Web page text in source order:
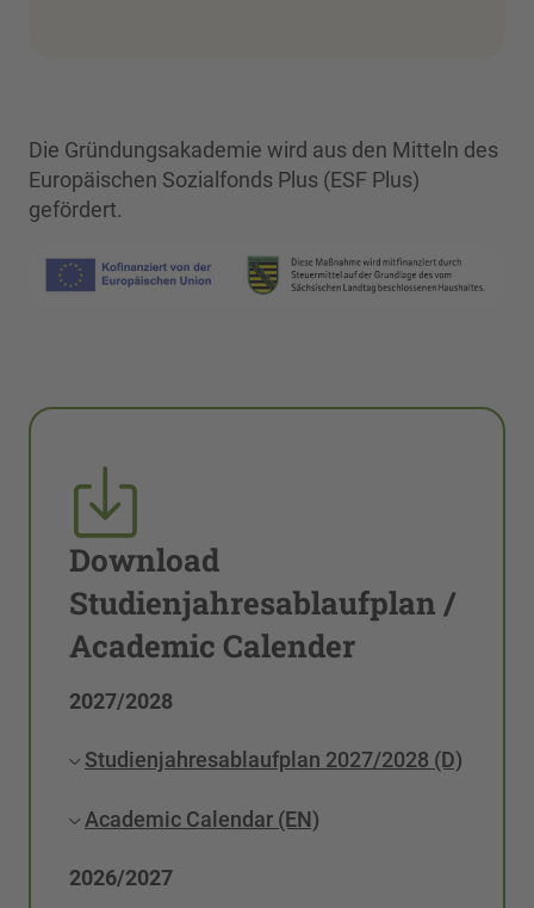
Die Gründungsakademie wird aus den Mitteln des
Europäischen Sozialfonds Plus (ESF Plus)
gefördert.
Download
Studienjahresablaufplan /
Academic Calender
2027/2028
Studienjahresablaufplan 2027/2028 (D)
Academic Calendar (EN)
2026/2027